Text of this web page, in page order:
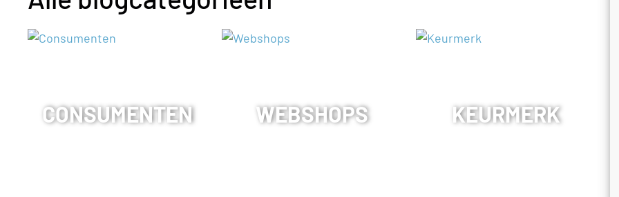
CONSUMENTEN WEBSHOPS KEURMERK